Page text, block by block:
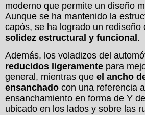
moderno que permite un diseño
Aunque se ha mantenido la
capós, se ha logrado un rediseño
solidez estructural y funcional.
Además, los voladizos del
reducidos ligeramente para
general, mientras que el ancho
ensanchado con una referencia
ensanchamiento en forma de Y
ubicado en los lados y sobre las